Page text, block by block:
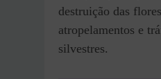
destruição das
atropelamentos e
silvestres.